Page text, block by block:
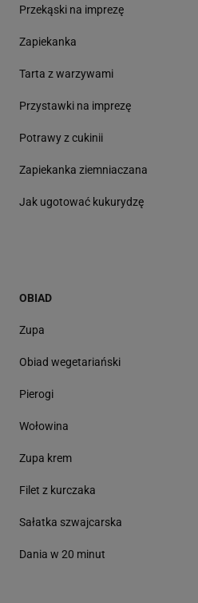
Przekąski na imprezę
Zapiekanka
Tarta z warzywami
Przystawki na imprezę
Potrawy z cukinii
Zapiekanka ziemniaczana
Jak ugotować kukurydzę
OBIAD
Zupa
Obiad wegetariański
Pierogi
Wołowina
Zupa krem
Filet z kurczaka
Sałatka szwajcarska
Dania w 20 minut